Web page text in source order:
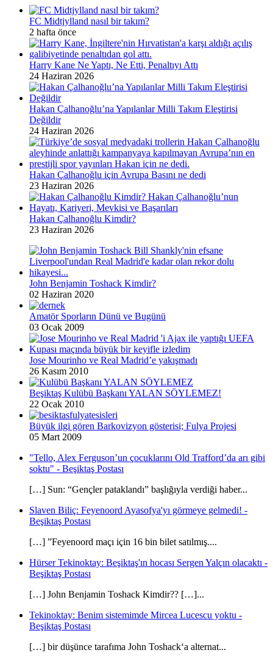
FC Midtjylland nasıl bir takım?
2 hafta önce
Harry Kane Ne Yaptı, Ne Etti, Penaltıyı Attı
24 Haziran 2026
Hakan Çalhanoğlu’na Yapılanlar Milli Takım Eleştirisi
Değildir
24 Haziran 2026
Hakan Çalhanoğlu için Avrupa Basını ne dedi
23 Haziran 2026
Hakan Çalhanoğlu Kimdir?
23 Haziran 2026
John Benjamin Toshack Kimdir?
02 Haziran 2020
Amatör Sporların Dünü ve Bugünü
03 Ocak 2009
Jose Mourinho ve Real Madrid’e yakışmadı
26 Kasım 2010
Beşiktaş Kulübü Başkanı YALAN SÖYLEMEZ!
22 Ocak 2010
Büyük ilgi gören Barkovizyon gösterisi; Fulya Projesi
05 Mart 2009
"Tello, Alex Ferguson’un çocuklarını Old Trafford’da arı gibi
soktu" - Beşiktaş Postası
[…] Sun: “Gençler pataklandı” başlığıyla verdiği haber...
Slaven Biliç: Feyenoord Ayasofya'yı görmeye gelmedi! -
Beşiktaş Postası
[…] ”Feyenoord maçı için 16 bin bilet satılmış....
Hürser Tekinoktay: Beşiktaş'ın hocası Sergen Yalçın olacaktı -
Beşiktaş Postası
[…] John Benjamin Toshack Kimdir?? […]...
Tekinoktay: Benim sistemimde Mircea Lucescu yoktu -
Beşiktaş Postası
[…] bir düşünce tarafıma John Toshack‘a alternat...